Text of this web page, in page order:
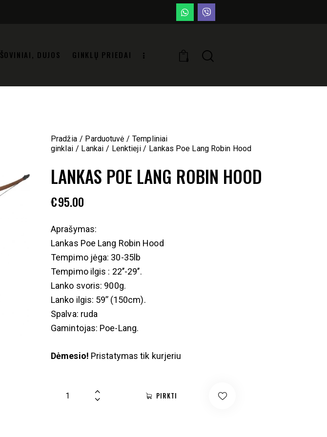
ŠOVINIAI, DUJOS GINKLŲ PRIEDAI
0
Pradžia Parduotuvė
Templiniai
ginklai
Lankai Lenktieji Lankas Poe Lang Robin Hood
LANKAS POE LANG ROBIN HOOD
€95.00
Aprašymas:
Lankas Poe Lang Robin Hood
Tempimo jėga: 30-35lb
Tempimo ilgis : 22’’-29’’.
Lanko svoris: 900g.
Lanko ilgis: 59’’ (150cm).
Spalva: ruda
Gamintojas: Poe-Lang.
Dėmesio! Pristatymas tik kurjeriu
PIRKTI